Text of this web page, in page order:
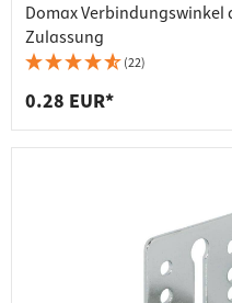
Domax Verbindungswinkel
Zulassung
(22)
0.28 EUR*